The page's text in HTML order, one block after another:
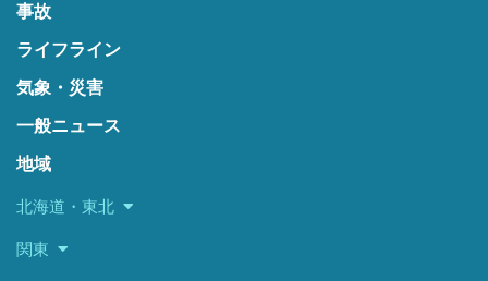
事故
ライフライン
気象・災害
一般ニュース
地域
北海道・東北
関東